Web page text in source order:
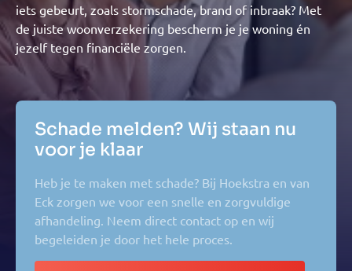
iets gebeurt, zoals stormschade, brand of inbraak? Met
de juiste woonverzekering bescherm je je woning én
jezelf tegen financiële zorgen.
Schade melden? Wij staan nu
voor je klaar
Heb je te maken met schade? Bij Hoekstra en van
Eck zorgen we voor een snelle en zorgvuldige
afhandeling. Neem direct contact op en wij
begeleiden je door het hele proces.